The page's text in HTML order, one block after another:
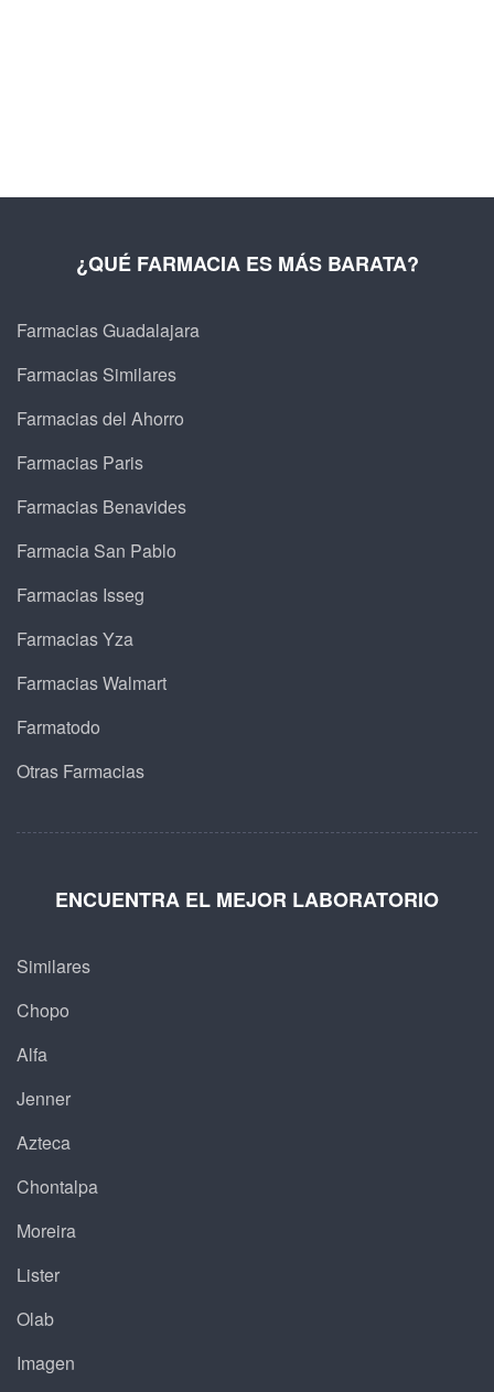
¿QUÉ FARMACIA ES MÁS BARATA?
Farmacias Guadalajara
Farmacias Similares
Farmacias del Ahorro
Farmacias Paris
Farmacias Benavides
Farmacia San Pablo
Farmacias Isseg
Farmacias Yza
Farmacias Walmart
Farmatodo
Otras Farmacias
ENCUENTRA EL MEJOR LABORATORIO
Similares
Chopo
Alfa
Jenner
Azteca
Chontalpa
Moreira
Lister
Olab
Imagen